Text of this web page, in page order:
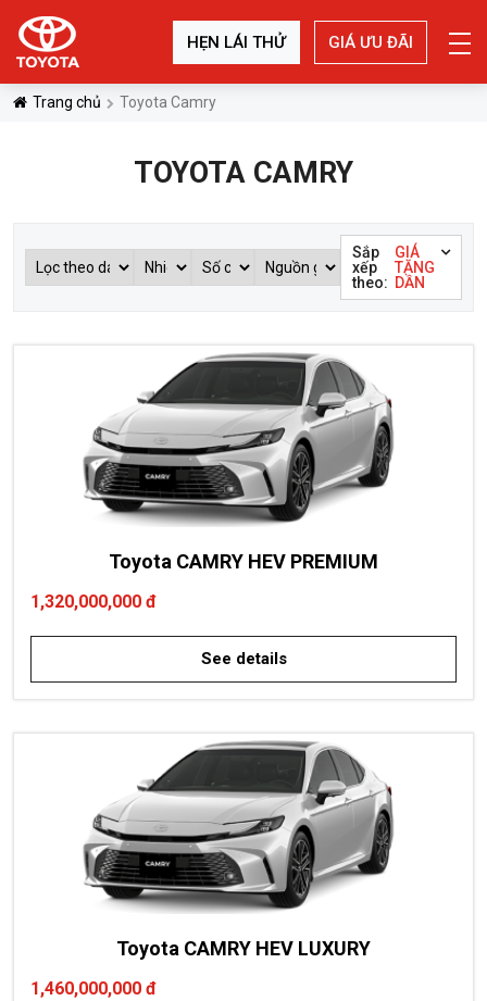
HẸN LÁI THỬ GIÁ ƯU ĐÃI
Trang chủ Toyota Camry
TOYOTA CAMRY
Sắp
xếp
theo:
GIÁ
TĂNG
DẦN
Toyota CAMRY HEV PREMIUM
1,320,000,000 đ
See details
Toyota CAMRY HEV LUXURY
1,460,000,000 đ